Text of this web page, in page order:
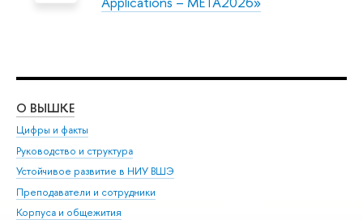
О ВЫШКЕ
Цифры и факты
Руководство и структура
Устойчивое развитие в НИУ ВШЭ
Преподаватели и сотрудники
Корпуса и общежития